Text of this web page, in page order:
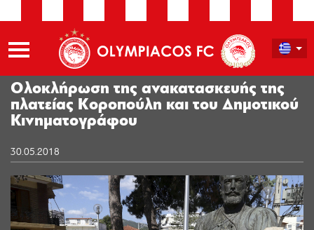
Ολοκλήρωση της ανακατασκευής της
πλατείας Κοροπούλη και του Δημοτικού
Κινηματογράφου
30.05.2018